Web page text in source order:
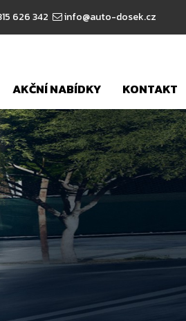
626 342 info@auto-dosek.cz
AKČNÍ NABÍDKY KONTAKT